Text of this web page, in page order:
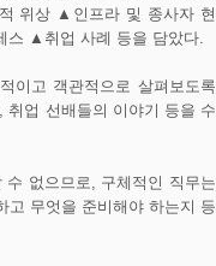
위상 ▲인프라 및 종사자 현
▲취업 사례 등을 담았다.
이고 객관적으로 살펴보도록
취업 선배들의 이야기 등을 수
없으므로, 구체적인 직무는
고 무엇을 준비해야 하는지 등